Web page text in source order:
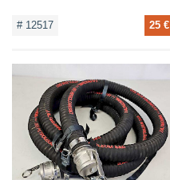
# 12517 25 €